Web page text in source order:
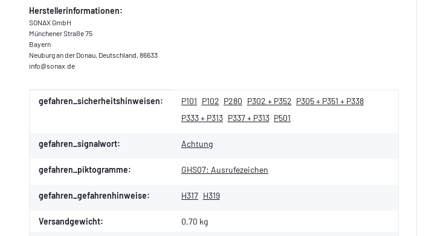
Herstellerinformationen:
SONAX GmbH
Münchener Straße 75
Bayern
Neuburg an der Donau, Deutschland, 86633
info@sonax.de
Produkteigenschaft
Wert
gefahren_sicherheitshinweisen: P101 P102 P280 P302 + P352 P305 + P351 + P338
P333 + P313 P337 + P313 P501
gefahren_signalwort: Achtung
gefahren_piktogramme: GHS07: Ausrufezeichen
gefahren_gefahrenhinweise: H317 H319
Versandgewicht: 0,70 kg